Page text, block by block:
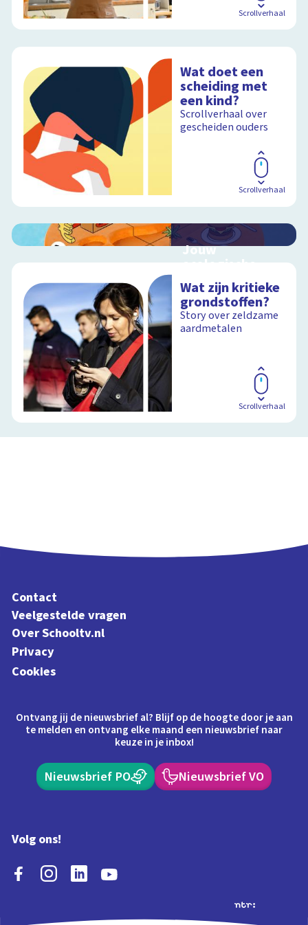
Scrollverhaal
Wat doet een
scheiding met
een kind?
Scrollverhaal over
gescheiden ouders
Scrollverhaal
Jouw
ecologische
voetafdruk
Ontdek hoe jouw
levensstijl invloed
heeft op de aarde
Schoolplaat
Wat zijn kritieke
grondstoffen?
Story over zeldzame
aardmetalen
Scrollverhaal
Contact
Veelgestelde vragen
Over Schooltv.nl
Privacy
Cookies
Ontvang jij de nieuwsbrief al? Blijf op de hoogte door je aan
te melden en ontvang elke maand een nieuwsbrief naar
keuze in je inbox!
Nieuwsbrief PO Nieuwsbrief VO
Volg ons!